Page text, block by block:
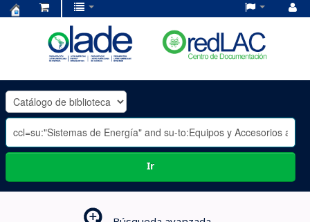
OLADE
-
Ir